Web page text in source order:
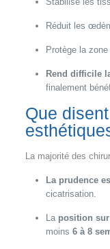
Réduit les
Protège la
Rend difficile
finalement
Que
La majorité des
La prudence
cicatrisation.
La position
moins 6 à 8